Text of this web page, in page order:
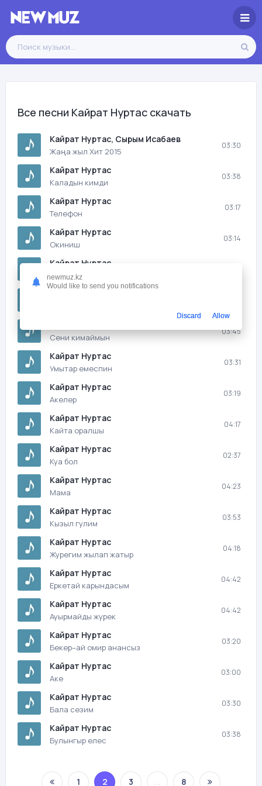
Все песни Кайрат Нуртас скачать
Кайрат Нуртас, Сырым Исабаев
Жаңа жыл Хит 2015
03:30
Кайрат Нуртас
Каладын кимди
03:38
Кайрат Нуртас
Телефон
03:17
Кайрат Нуртас
Окиниш
03:14
Кайрат Нуртас
Жулдызымсын
Сени кимаймын
03:45
Кайрат Нуртас
Умытар емеспин
03:31
Кайрат Нуртас
Акелер
03:19
Кайрат Нуртас
Кайта оралшы
04:17
Кайрат Нуртас
Куа бол
02:37
Кайрат Нуртас
Мамa
04:23
Кайрат Нуртас
Кызыл гулим
03:53
Кайрат Нуртас
Журегим жылап жатыр
04:18
Кайрат Нуртас
Еркетай карындасым
04:42
Кайрат Нуртас
Ауырмайды журек
04:42
Кайрат Нуртас
Бекер–ай омир анансыз
03:20
Кайрат Нуртас
Аке
03:00
Кайрат Нуртас
Бала сезим
03:30
Кайрат Нуртас
Булынгыр елес
03:38
1 2 3 ... 8
newmuz.kz
Would like to send you notifications
Discard Allow